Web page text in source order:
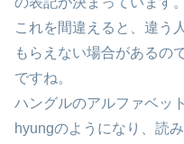
これを間違えると、違う
もらえない場合があるの
ですね。
ハングルのアルファベッ
hyungのようになり、読